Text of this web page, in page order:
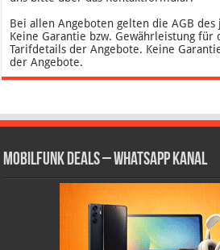
Bei allen Angeboten gelten die AGB
Keine Garantie bzw. Gewährleistung für
Tarifdetails der Angebote. Keine
der Angebote.
Mobilfunk Deals – WhatsApp Kanal